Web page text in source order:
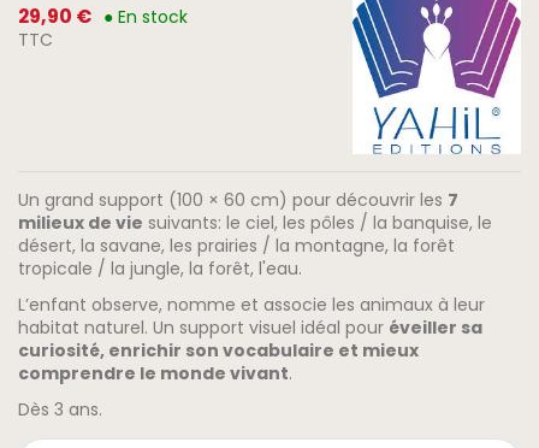
29,90 € ● En stock
TTC
Un grand support (100 × 60 cm) pour découvrir les 7
milieux de vie suivants: le ciel, les pôles / la banquise, le
désert, la savane, les prairies / la montagne, la forêt
tropicale / la jungle, la forêt, l'eau.
L’enfant observe, nomme et associe les animaux à leur
habitat naturel. Un support visuel idéal pour éveiller sa
curiosité, enrichir son vocabulaire et mieux
comprendre le monde vivant.
Dès 3 ans.